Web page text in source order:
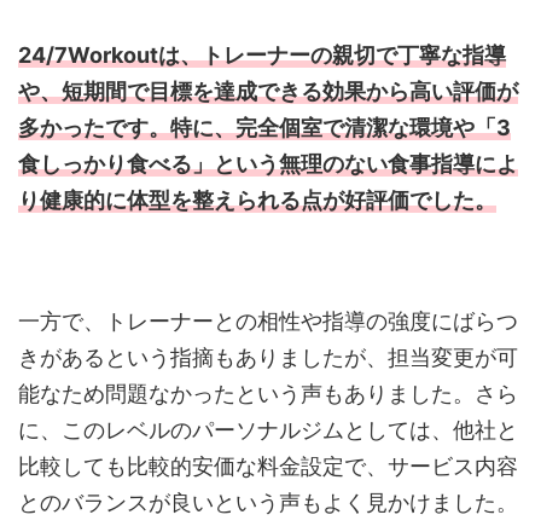
24/7Workoutは、トレーナーの親切で丁寧な指導
や、短期間で目標を達成できる効果から高い評価が
多かったです。特に、完全個室で清潔な環境や「3
食しっかり食べる」という無理のない食事指導によ
り健康的に体型を整えられる点が好評価でした。
一方で、トレーナーとの相性や指導の強度にばらつ
きがあるという指摘もありましたが、担当変更が可
能なため問題なかったという声もありました。さら
に、このレベルのパーソナルジムとしては、他社と
比較しても比較的安価な料金設定で、サービス内容
とのバランスが良いという声もよく見かけました。